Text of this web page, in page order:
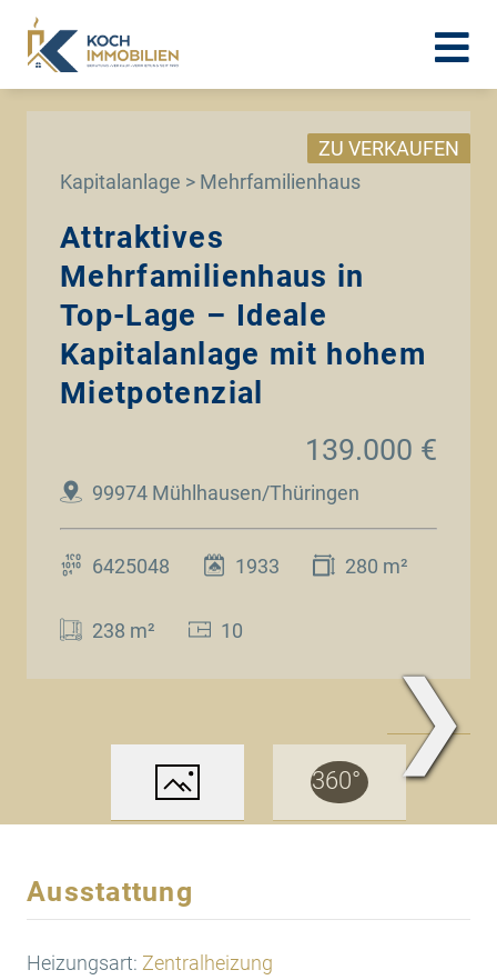
Kapitalanlage > Mehrfamilienhaus
ZU VERKAUFEN
Attraktives
Mehrfamilienhaus in
Top-Lage – Ideale
Kapitalanlage mit hohem
Mietpotenzial
99974 Mühlhausen/Thüringen
139.000 €
6425048 1933 280 m²
238 m² 10
❯
Ausstattung
Heizungsart: Zentralheizung